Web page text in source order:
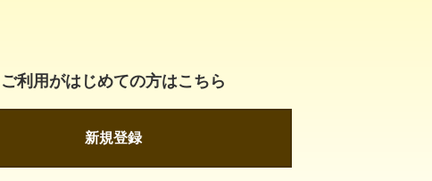
ご利用がはじめての方はこちら
新規登録